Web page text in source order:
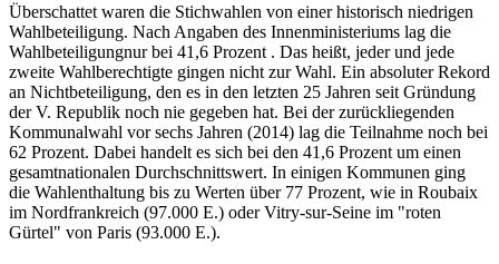
Überschattet waren die Stichwahlen von einer historisch niedrigen
Wahlbeteiligung. Nach Angaben des Innenministeriums lag die
Wahlbeteiligungnur bei 41,6 Prozent . Das heißt, jeder und jede
zweite Wahlberechtigte gingen nicht zur Wahl. Ein absoluter Rekord
an Nichtbeteiligung, den es in den letzten 25 Jahren seit Gründung
der V. Republik noch nie gegeben hat. Bei der zurückliegenden
Kommunalwahl vor sechs Jahren (2014) lag die Teilnahme noch bei
62 Prozent. Dabei handelt es sich bei den 41,6 Prozent um einen
gesamtnationalen Durchschnittswert. In einigen Kommunen ging
die Wahlenthaltung bis zu Werten über 77 Prozent, wie in Roubaix
im Nordfrankreich (97.000 E.) oder Vitry-sur-Seine im "roten
Gürtel" von Paris (93.000 E.).